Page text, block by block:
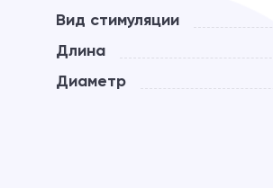
Вид стимуляции
Длина
Диаметр